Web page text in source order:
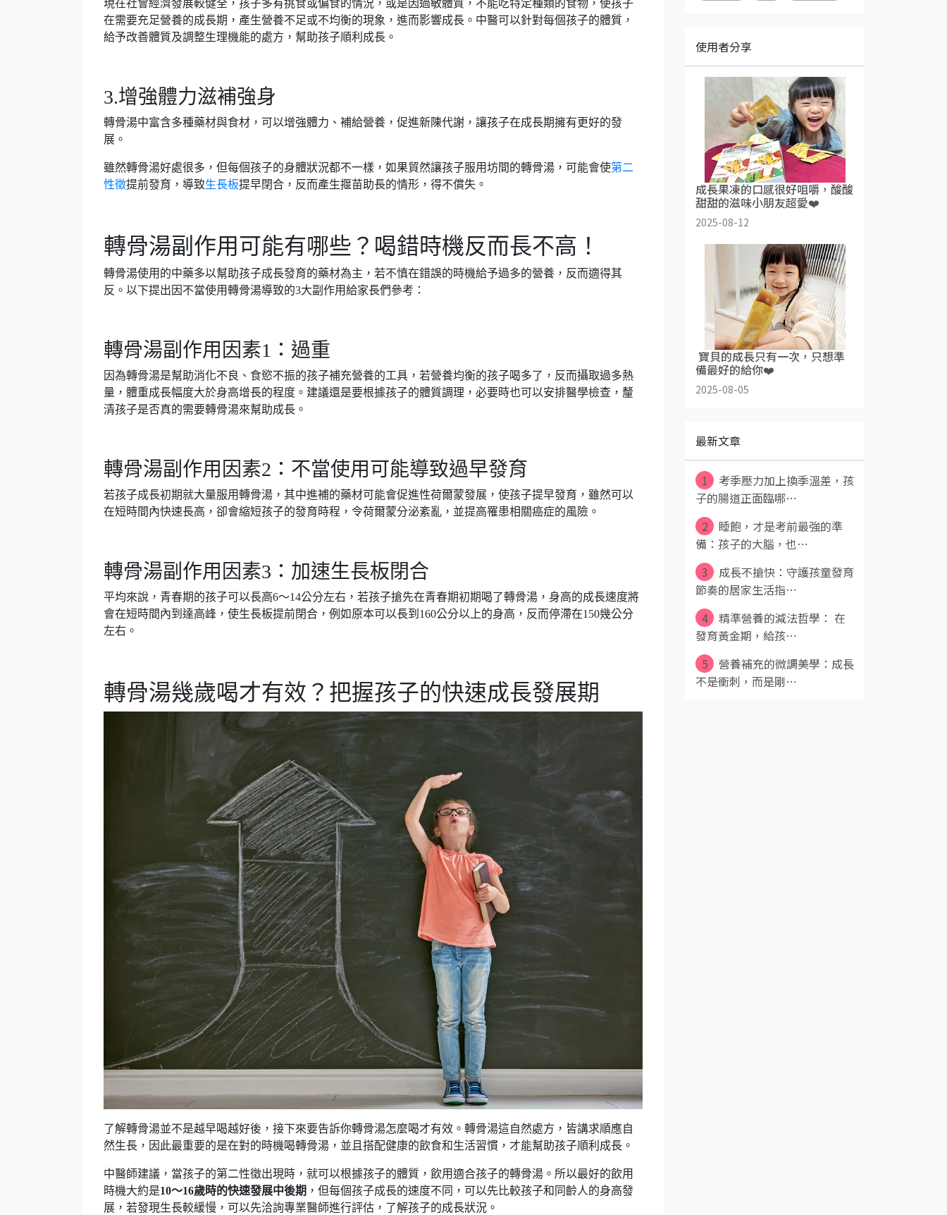
現在社會經濟發展較健全，孩子多有挑食或偏食的情況，或是因過敏體質，不能吃特定種類的食物，使孩子
在需要充足營養的成長期，產生營養不足或不均衡的現象，進而影響成長。中醫可以針對每個孩子的體質，
給予改善體質及調整生理機能的處方，幫助孩子順利成長。
3.增強體力滋補強身
轉骨湯中富含多種藥材與食材，可以增強體力、補給營養，促進新陳代謝，讓孩子在成長期擁有更好的發
展。
雖然轉骨湯好處很多，但每個孩子的身體狀況都不一樣，如果貿然讓孩子服用坊間的轉骨湯，可能會使第二
性徵提前發育，導致生長板提早閉合，反而產生揠苗助長的情形，得不償失。
轉骨湯副作用可能有哪些？喝錯時機反而長不高！
轉骨湯使用的中藥多以幫助孩子成長發育的藥材為主，若不慎在錯誤的時機給予過多的營養，反而適得其
反。以下提出因不當使用轉骨湯導致的3大副作用給家長們參考：
轉骨湯副作用因素1：過重
因為轉骨湯是幫助消化不良、食慾不振的孩子補充營養的工具，若營養均衡的孩子喝多了，反而攝取過多熱
量，體重成長幅度大於身高增長的程度。建議還是要根據孩子的體質調理，必要時也可以安排醫學檢查，釐
清孩子是否真的需要轉骨湯來幫助成長。
轉骨湯副作用因素2：不當使用可能導致過早發育
若孩子成長初期就大量服用轉骨湯，其中進補的藥材可能會促進性荷爾蒙發展，使孩子提早發育，雖然可以
在短時間內快速長高，卻會縮短孩子的發育時程，令荷爾蒙分泌紊亂，並提高罹患相關癌症的風險。
轉骨湯副作用因素3：加速生長板閉合
平均來說，青春期的孩子可以長高6～14公分左右，若孩子搶先在青春期初期喝了轉骨湯，身高的成長速度將
會在短時間內到達高峰，使生長板提前閉合，例如原本可以長到160公分以上的身高，反而停滯在150幾公分
左右。
轉骨湯幾歲喝才有效？把握孩子的快速成長發展期
了解轉骨湯並不是越早喝越好後，接下來要告訴你轉骨湯怎麼喝才有效。轉骨湯這自然處方，皆講求順應自
然生長，因此最重要的是在對的時機喝轉骨湯，並且搭配健康的飲食和生活習慣，才能幫助孩子順利成長。
中醫師建議，當孩子的第二性徵出現時，就可以根據孩子的體質，飲用適合孩子的轉骨湯。所以最好的飲用
時機大約是10～16歲時的快速發展中後期 ，但每個孩子成長的速度不同，可以先比較孩子和同齡人的身高發
展，若發現生長較緩慢，可以先洽詢專業醫師進行評估，了解孩子的成長狀況。
使用者分享
成長果凍的口感很好咀嚼，酸酸
甜甜的滋味小朋友超愛❤️
2025-08-12
​ 寶貝的成長只有一次，只想準
備最好的給你❤️
2025-08-05
最新文章
1
考季壓力加上換季溫差，孩
子的腸道正面臨哪⋯
2
睡飽，才是考前最強的準
備：孩子的大腦，也⋯
3
成長不搶快：守護孩童發育
節奏的居家生活指⋯
4
精準營養的減法哲學： 在
發育黃金期，給孩⋯
5
營養補充的微調美學：成長
不是衝刺，而是剛⋯